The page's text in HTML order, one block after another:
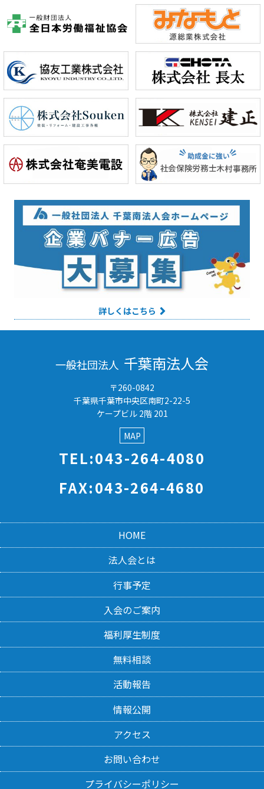
詳しくはこちら
一般社団法人 千葉南法人会
〒260-0842
千葉県千葉市中央区南町2-22-5
ケープビル 2階 201
MAP
TEL:043-264-4080
FAX:043-264-4680
HOME
法人会とは
行事予定
入会のご案内
福利厚生制度
無料相談
活動報告
情報公開
アクセス
お問い合わせ
プライバシーポリシー